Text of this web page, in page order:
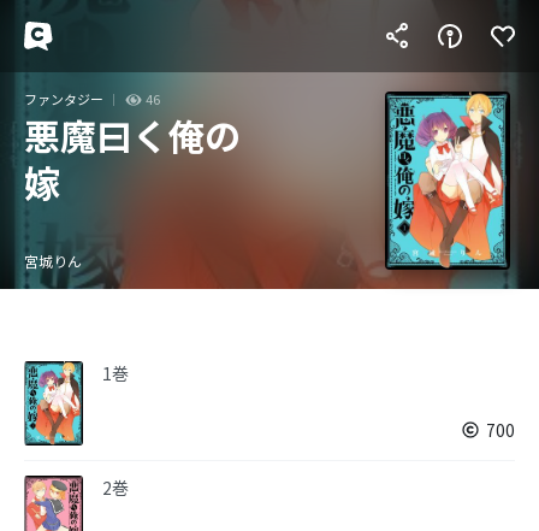
ファンタジー 46
悪魔曰く俺の
嫁
宮城りん
1巻
700
2巻